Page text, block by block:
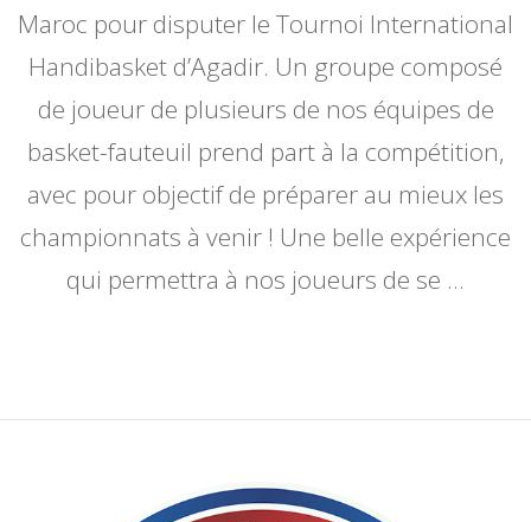
un
international
Maroc pour disputer le Tournoi International
Handibasket d’Agadir. Un groupe composé
de joueur de plusieurs de nos équipes de
basket-fauteuil prend part à la compétition,
avec pour objectif de préparer au mieux les
championnats à venir ! Une belle expérience
qui permettra à nos joueurs de se …